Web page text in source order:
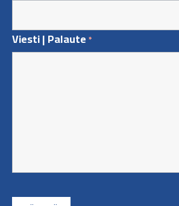
Viesti | Palaute*